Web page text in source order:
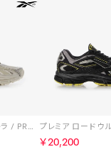
プレミア ロード ウルトラ / PREMIER ROAD ULTRA （ベージュ）
￥20,200